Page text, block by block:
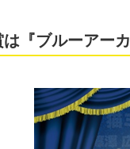
『ブルーアー